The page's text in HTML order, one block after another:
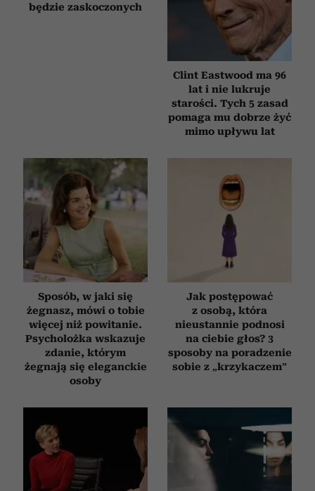
będzie zaskoczonych
Clint Eastwood ma 96
lat i nie lukruje
starości. Tych 5 zasad
pomaga mu dobrze żyć
mimo upływu lat
Sposób, w jaki się
żegnasz, mówi o tobie
więcej niż powitanie.
Psycholożka wskazuje
zdanie, którym
żegnają się eleganckie
osoby
Jak postępować
z osobą, która
nieustannie podnosi
na ciebie głos? 3
sposoby na poradzenie
sobie z „krzykaczem”